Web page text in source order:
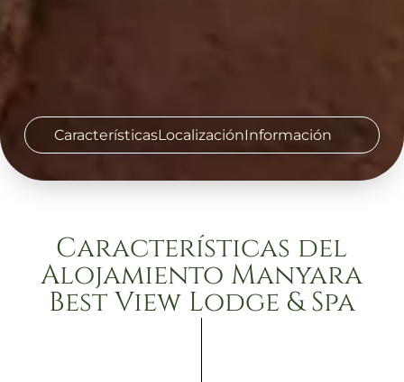
CaracterísticasLocalizaciónInformación
Características del
Alojamiento Manyara
Best View Lodge & Spa